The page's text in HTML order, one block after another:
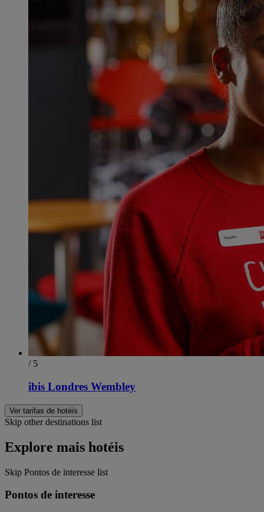
/ 5
ibis Londres Wembley
Ver tarifas de hotéis
Skip other destinations list
Explore mais hotéis
Skip Pontos de interesse list
Pontos de interesse